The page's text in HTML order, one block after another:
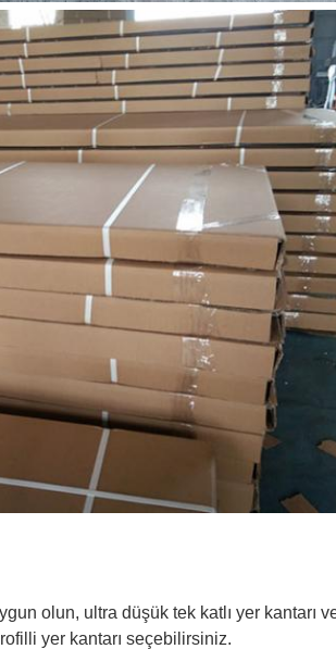
olun, ultra düşük tek katlı yer kantarı
yer kantarı seçebilirsiniz.